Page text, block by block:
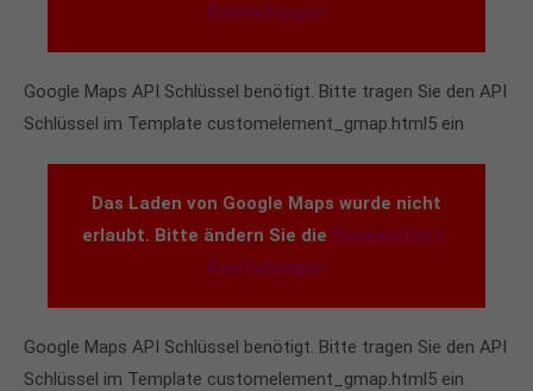
Einstellungen
Google Maps API Schlüssel benötigt. Bitte tragen Sie den API
Schlüssel im Template customelement_gmap.html5 ein
Das Laden von Google Maps wurde nicht
erlaubt. Bitte ändern Sie die Datenschutz-
Einstellungen
Google Maps API Schlüssel benötigt. Bitte tragen Sie den API
Schlüssel im Template customelement_gmap.html5 ein